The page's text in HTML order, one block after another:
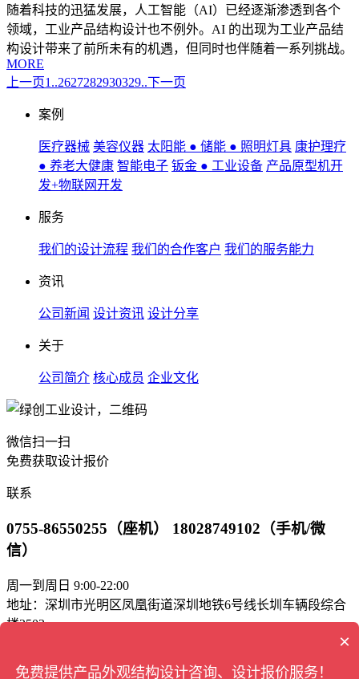
随着科技的迅猛发展，人工智能（AI）已经逐渐渗透到各个
领域，工业产品结构设计也不例外。AI 的出现为工业产品结
构设计带来了前所未有的机遇，但同时也伴随着一系列挑战。
MORE
上一页1..2627282930329..下一页
案例
医疗器械 美容仪器 太阳能 ● 储能 ● 照明灯具 康护理疗
● 养老大健康 智能电子 钣金 ● 工业设备 产品原型机开
发+物联网开发
服务
我们的设计流程 我们的合作客户 我们的服务能力
资讯
公司新闻 设计资讯 设计分享
关于
公司简介 核心成员 企业文化
微信扫一扫
免费获取设计报价
联系
0755-86550255（座机） 18028749102（手机/微
信）
周一到周日 9:00-22:00
地址：深圳市光明区凤凰街道深圳地铁6号线长圳车辆段综合
楼2503
版权所有 © 深圳市绿创工业设计 公司
×
免费提供产品外观结构设计咨询、设计报价服务！